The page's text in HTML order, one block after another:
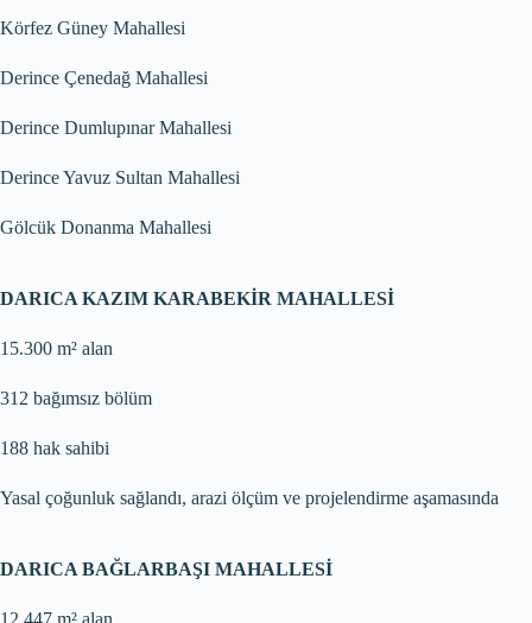
Körfez Güney Mahallesi
Derince Çenedağ Mahallesi
Derince Dumlupınar Mahallesi
Derince Yavuz Sultan Mahallesi
Gölcük Donanma Mahallesi
DARICA KAZIM KARABEKİR MAHALLESİ
15.300 m² alan
312 bağımsız bölüm
188 hak sahibi
Yasal çoğunluk sağlandı, arazi ölçüm ve projelendirme aşamasında
DARICA BAĞLARBAŞI MAHALLESİ
12.447 m² alan